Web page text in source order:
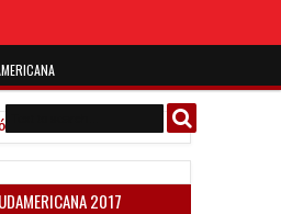
diferencia entre Vélez e Independiente
2017